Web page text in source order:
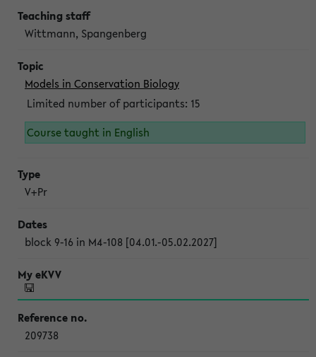
Wittmann, Spangenberg
Models in Conservation Biology
Limited number of participants: 15
Course taught in English
V+Pr
block 9-16 in M4-108 [04.01.-05.02.2027]
209738